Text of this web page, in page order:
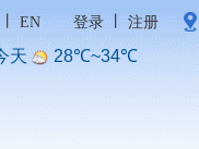
EN 登录 注册